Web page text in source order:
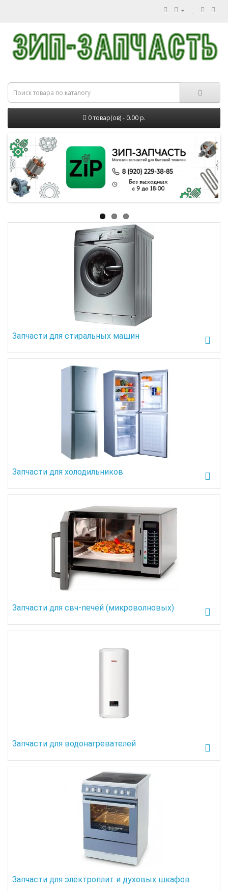
0 товар(ов) - 0.00 р.
Запчасти для стиральных машин
Запчасти для холодильников
Запчасти для свч-печей (микроволновых)
Запчасти для водонагревателей
Запчасти для электроплит и духовых шкафов